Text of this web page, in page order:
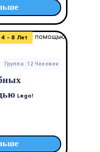
4 - 8 Лет
Группа : 12 Человек
Lego!